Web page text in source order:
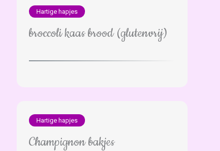
Hartige hapjes
broccoli kaas brood (glutenvrij)
Hartige hapjes
Champignon bakjes